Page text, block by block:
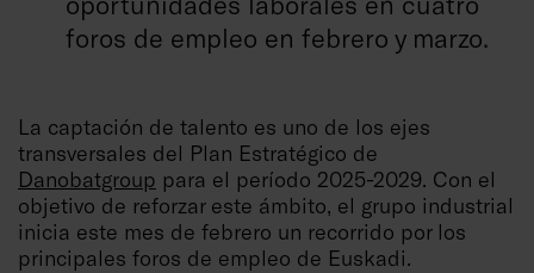
foros de empleo en febrero y marzo.
La captación de talento es uno de los ejes
transversales del Plan Estratégico de
Danobatgroup para el período 2025-2029. Con el
objetivo de reforzar este ámbito, el grupo industrial
inicia este mes de febrero un recorrido por los
principales foros de empleo de Euskadi.